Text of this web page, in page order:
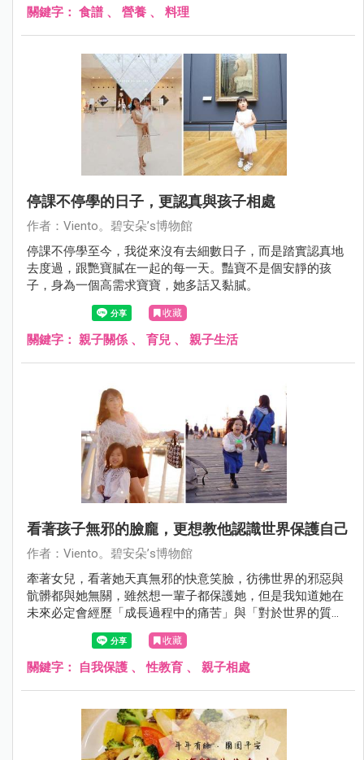
做出「焗烤海鮮奶油義大利麵」，絕對和餐廳一樣好吃。
關鍵字： 食譜 、 營養 、 料理
停課不停學的日子，更認真與孩子相處
作者：Viento。碧安朵’s博物館
停課不停學至今，我從來沒有去細數日子，而是踏實認真地
去度過，跟艷寶膩在一起的每一天。豔寶不是個安靜的孩
子，身為一個高需求寶寶，她多話又黏膩。
收藏
關鍵字： 親子關係 、 育兒 、 親子生活
看著孩子無邪的臉龐，更想教他認識世界保護自己
作者：Viento。碧安朵’s博物館
牽著女兒，看著她天真無邪的快意笑臉，彷彿世界的邪惡與
骯髒都與她無關，雖然想一輩子都保護她，但是我知道她在
未來必定會經歷「成長過程中的痛苦」與「對於世界的質
收藏
關鍵字： 自我保護 、性教育 、 親子相處